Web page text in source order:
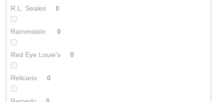
R.L. Seales 0
Rammstein 0
Red Eye Louie's 0
Relicario 0